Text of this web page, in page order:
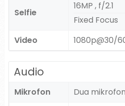
Selfie
16MP , f/2.1
Fixed Focus
Video
1080p@30/
Audio
Mikrofon Dua mikrofon